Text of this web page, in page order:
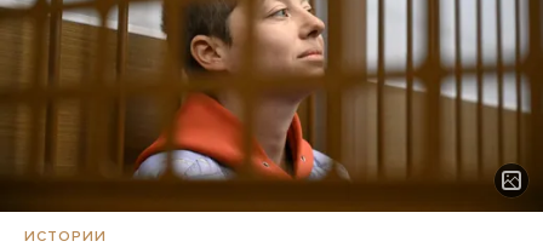
ИСТОРИИ